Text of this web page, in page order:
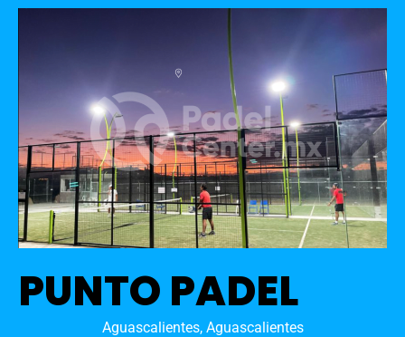
PUNTO PADEL
Aguascalientes, Aguascalientes